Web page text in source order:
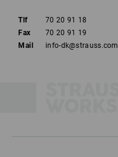
Tlf
70 20 91 18
Fax
70 20 91 19
Mail
info-dk@strauss.com